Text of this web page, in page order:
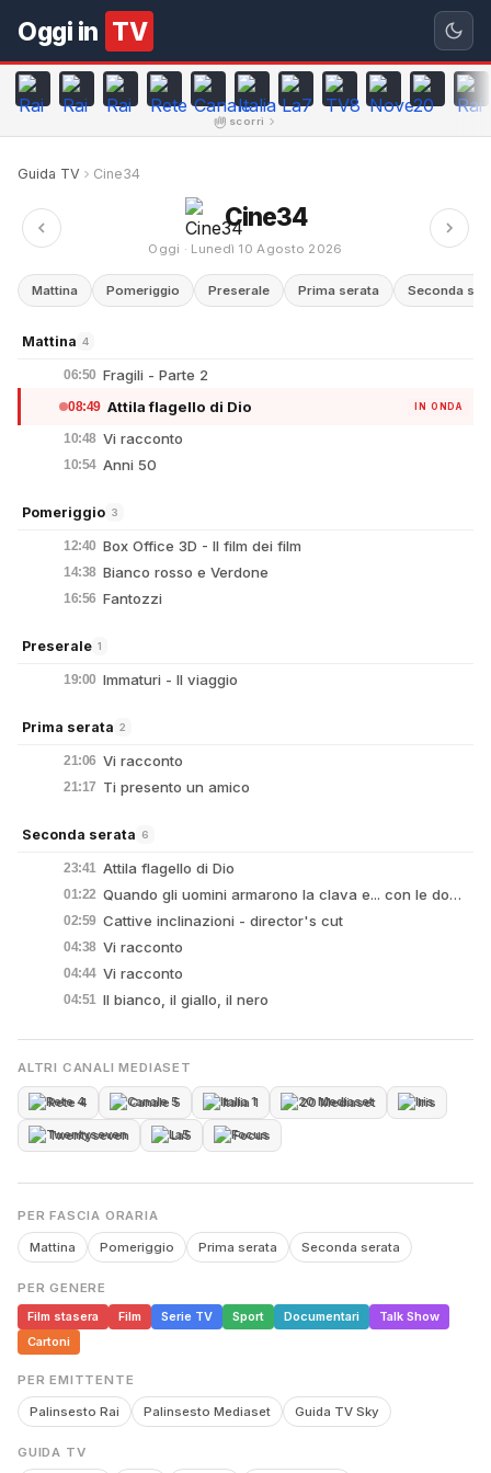
Oggi in TV
scorri
Guida TV Cine34
Cine34
Oggi · Lunedì 10 Agosto 2026
Mattina Pomeriggio Preserale Prima serata Seconda
Mattina 4
06:50 Fragili - Parte 2
08:49 Attila flagello di Dio IN ONDA
10:48 Vi racconto
10:54 Anni 50
Pomeriggio 3
12:40 Box Office 3D - Il film dei film
14:38 Bianco rosso e Verdone
16:56 Fantozzi
Preserale 1
19:00 Immaturi - Il viaggio
Prima serata 2
21:06 Vi racconto
21:17 Ti presento un amico
Seconda serata 6
23:41 Attila flagello di Dio
01:22 Quando gli uomini armarono la clava e... con le donne fecero din don
02:59 Cattive inclinazioni - director's cut
04:38 Vi racconto
04:44 Vi racconto
04:51 Il bianco, il giallo, il nero
ALTRI CANALI MEDIASET
Rete 4 Canale 5 Italia 1 20 Mediaset Iris
Twentyseven La5 Focus
PER FASCIA ORARIA
Mattina Pomeriggio Prima serata Seconda serata
PER GENERE
Film stasera
Film Serie TV Sport Documentari
Talk Show
Cartoni
PER EMITTENTE
Palinsesto Rai Palinsesto Mediaset Guida TV Sky
GUIDA TV